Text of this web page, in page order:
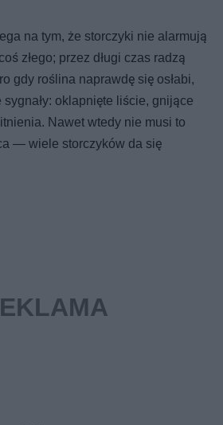
na tym, że storczyki nie alarmują
złego; przez długi czas radzą
gdy roślina naprawdę się osłabi,
oklapnięte liście, gnijące
Nawet wtedy nie musi to
— wiele storczyków da się